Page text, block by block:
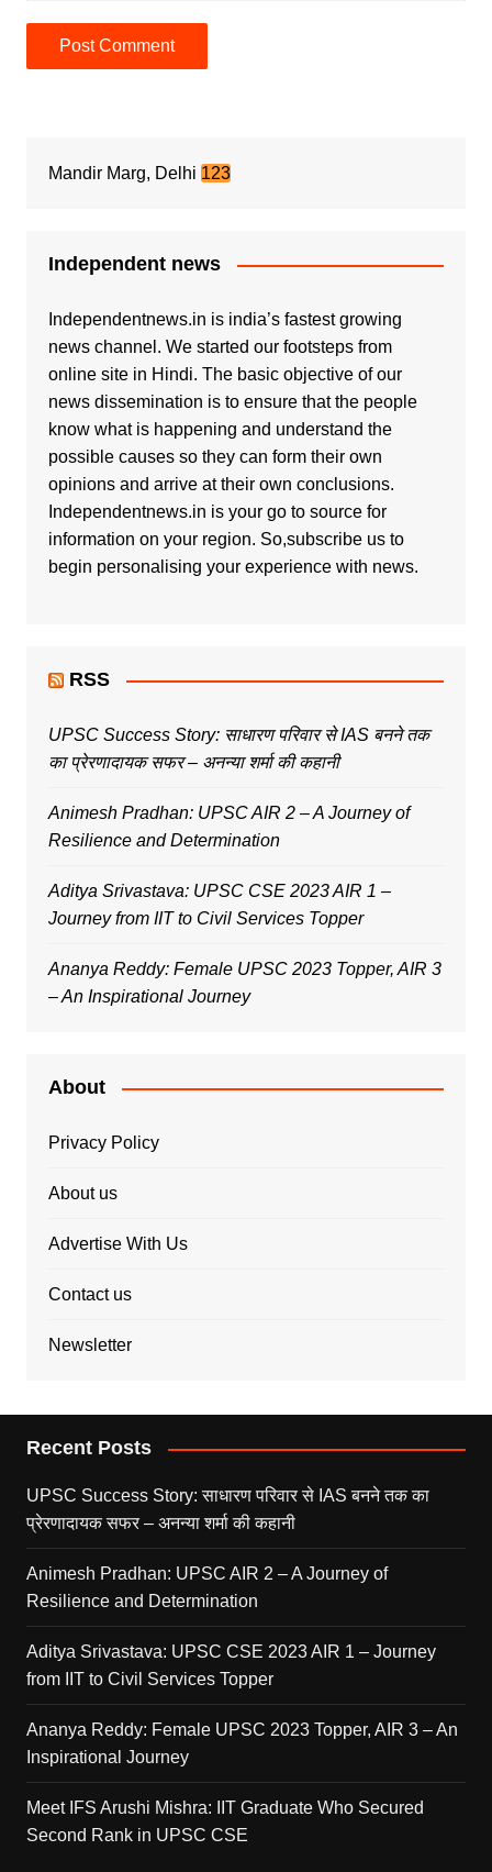
Mandir Marg, Delhi 123
Independent news
Independentnews.in is india’s fastest growing
news channel. We started our footsteps from
online site in Hindi. The basic objective of our
news dissemination is to ensure that the people
know what is happening and understand the
possible causes so they can form their own
opinions and arrive at their own conclusions.
Independentnews.in is your go to source for
information on your region. So,subscribe us to
begin personalising your experience with news.
RSS
UPSC Success Story: साधारण परिवार से IAS बनने तक
का प्रेरणादायक सफर – अनन्या शर्मा की कहानी
Animesh Pradhan: UPSC AIR 2 – A Journey of
Resilience and Determination
Aditya Srivastava: UPSC CSE 2023 AIR 1 –
Journey from IIT to Civil Services Topper
Ananya Reddy: Female UPSC 2023 Topper, AIR 3
– An Inspirational Journey
About
Privacy Policy
About us
Advertise With Us
Contact us
Newsletter
Recent Posts
UPSC Success Story: साधारण परिवार से IAS बनने तक का
प्रेरणादायक सफर – अनन्या शर्मा की कहानी
Animesh Pradhan: UPSC AIR 2 – A Journey of
Resilience and Determination
Aditya Srivastava: UPSC CSE 2023 AIR 1 – Journey
from IIT to Civil Services Topper
Ananya Reddy: Female UPSC 2023 Topper, AIR 3 – An
Inspirational Journey
Meet IFS Arushi Mishra: IIT Graduate Who Secured
Second Rank in UPSC CSE